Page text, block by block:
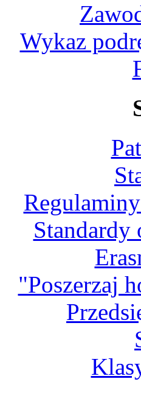
Wykaz
Standardy
"Poszerzaj